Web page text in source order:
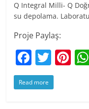
Q Integral Milli- Q
su depolama.
Proje Paylaş:
F
a
c
T
w
itt
Pi
Read more